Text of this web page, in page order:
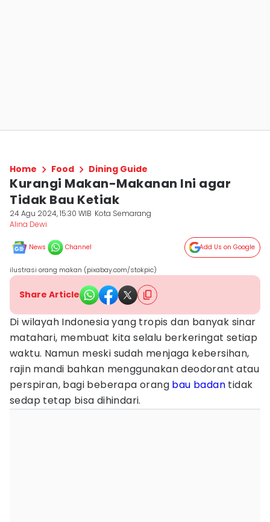
Home Food Dining Guide
Kurangi Makan-Makanan Ini agar
Tidak Bau Ketiak
24 Agu 2024, 15:30 WIB Kota Semarang
Alina Dewi
News Channel Add Us on Google
ilustrasi orang makan (pixabay.com/stokpic)
Share Article
Di wilayah Indonesia yang tropis dan banyak sinar
matahari, membuat kita selalu berkeringat setiap
waktu. Namun meski sudah menjaga kebersihan,
rajin mandi bahkan menggunakan deodorant atau
perspiran, bagi beberapa orang bau badan tidak
sedap tetap bisa dihindari.